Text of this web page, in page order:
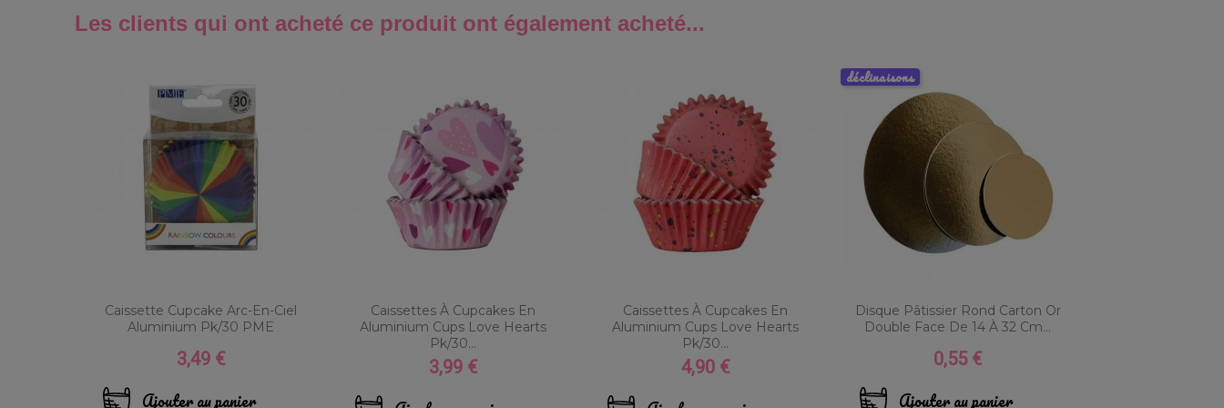
Les clients qui ont acheté ce produit ont également acheté...
Caissette Cupcake Arc-En-Ciel
Aluminium Pk/30 PME
Prix
3,49 €
Ajouter au panier
Caissettes À Cupcakes En
Aluminium Cups Love Hearts
Pk/30...
Prix
3,99 €
Caissettes À Cupcakes En
Aluminium Cups Love Hearts
Pk/30...
Prix
4,90 €
Disque Pâtissier Rond Carton Or
Double Face De 14 À 32 Cm...
Prix
0,55 €
Ajouter au panier
déclinaisons